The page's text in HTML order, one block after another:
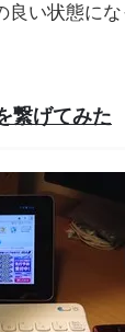
良い状態に
繋げてみた